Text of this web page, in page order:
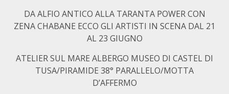
DA ALFIO ANTICO ALLA TARANTA POWER CON
ZENA CHABANE ECCO GLI ARTISTI IN SCENA DAL 21
AL 23 GIUGNO
ATELIER SUL MARE ALBERGO MUSEO DI CASTEL DI
TUSA/PIRAMIDE 38° PARALLELO/MOTTA
D’AFFERMO